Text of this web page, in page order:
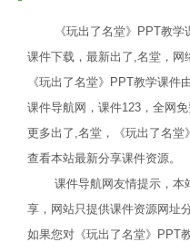
《玩出了名堂》PPT教
课件下载，最新出了,名堂，
《玩出了名堂》PPT教学课件
课件导航网，课件123，全网
更多出了,名堂，《玩出了名
查看本站最新分享课件资源。
课件导航网友情提示，本
享，网站只提供课件资源网址
如果您对《玩出了名堂》PPT